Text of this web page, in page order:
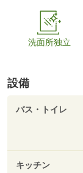
洗面所独立
設備
バス・トイレ
キッチン